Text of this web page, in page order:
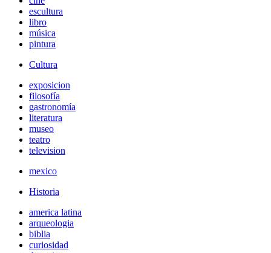
escultura
libro
música
pintura
Cultura
exposicion
filosofía
gastronomía
literatura
museo
teatro
television
mexico
Historia
america latina
arqueologia
biblia
curiosidad